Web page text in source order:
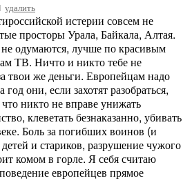
удалить
истерии совсем не
просторы Урала, Байкала, Алтая.
одумаются, лучше по красивым
ТВ. Ничто и никто тебе не
твои же деньги. Европейцам надо
они, если захотят разобраться,
никто не вправе унижать
клеветать безнаказанно, убивать
Боль за погибших воинов (и
и стариков, разрушение чужого
комом в горле. Я себя считаю
европейцев прямое